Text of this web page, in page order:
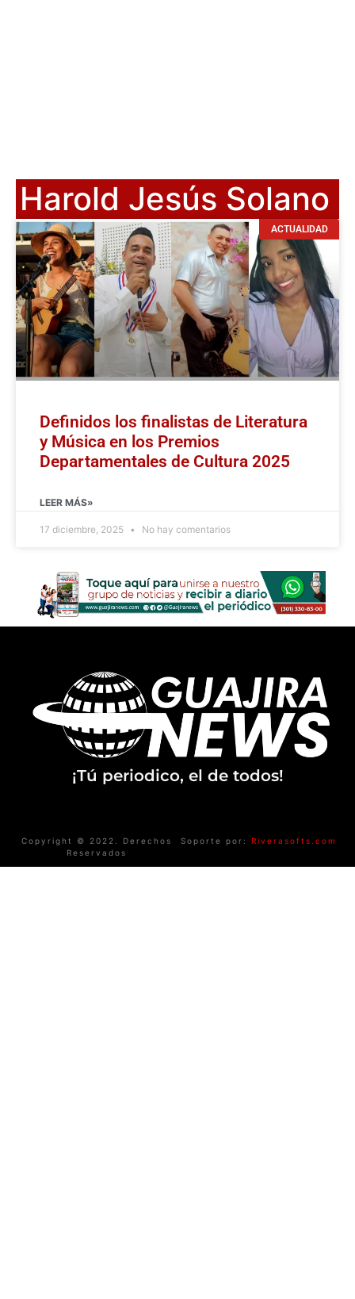
Harold Jesús Solano
ACTUALIDAD
Definidos los finalistas de Literatura
y Música en los Premios
Departamentales de Cultura 2025
LEER MÁS»
17 diciembre, 2025 No hay comentarios
¡Tú periodico, el de todos!
Copyright © 2022. Derechos
Reservados
Soporte por: Riverasofts.com